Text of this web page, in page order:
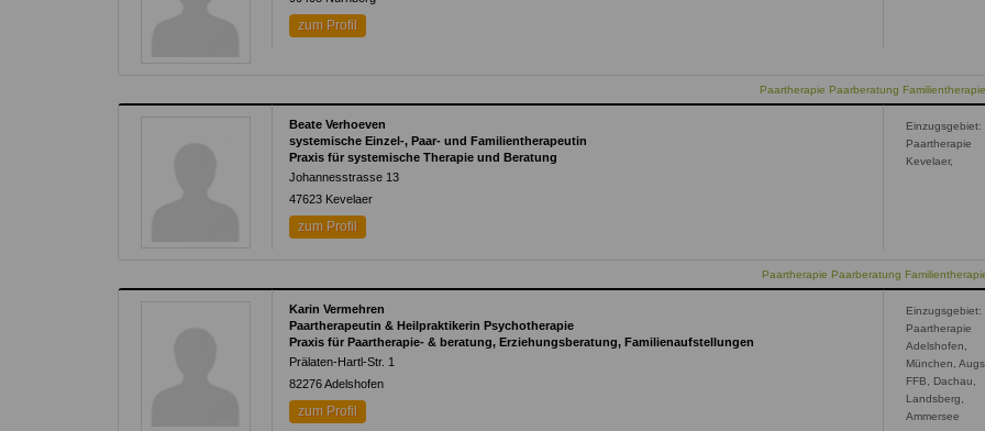
zum Profil
Paartherapie Paarberatung
Beate Verhoeven
systemische Einzel-, Paar- und Familientherapeutin
Praxis für systemische Therapie und Beratung
Johannesstrasse 13
47623 Kevelaer
zum Profil
Einzugsgebiet:
Paartherapie
Kevelaer,
Paartherapie Paarberatung
Karin Vermehren
Paartherapeutin & Heilpraktikerin Psychotherapie
Praxis für Paartherapie- & beratung, Erziehungsberatung, Familienaufstellungen
Prälaten-Hartl-Str. 1
82276Adelshofen
zum Profil
Einzugsgebiet:
Paartherapie
Adelshofen,
München,
FFB, Dachau,
Landsberg,
Ammersee